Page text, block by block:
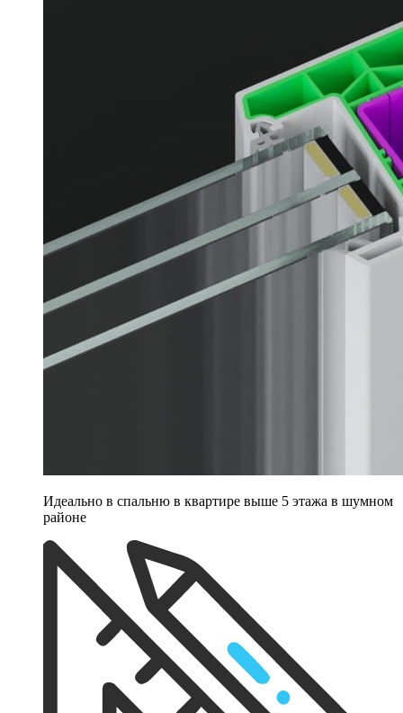
Идеально в спальню в квартире выше 5 этажа в шумном
районе